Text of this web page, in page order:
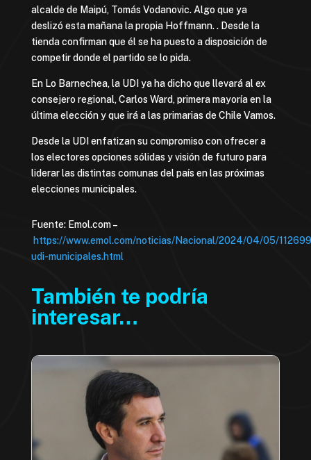
alcalde de Maipú, Tomás Vodanovic. Algo que ya
deslizó esta mañana la propia Hoffmann. . Desde la
tienda confirman que él se ha puesto a disposición de
competir donde el partido se lo pida.
En Lo Barnechea, la UDI ya ha dicho que llevará al ex
consejero regional, Carlos Ward, primera mayoría en la
última elección y que irá a las primarias de Chile Vamos.
Desde la UDI enfatizan su compromiso con ofrecer a
los electores opciones sólidas y visión de futuro para
liderar las distintas comunas del país en las próximas
elecciones municipales.
Fuente: Emol.com –
https://www.emol.com/noticias/Nacional/2024/04/05/
udi-municipales.html
También te podría
interesar…